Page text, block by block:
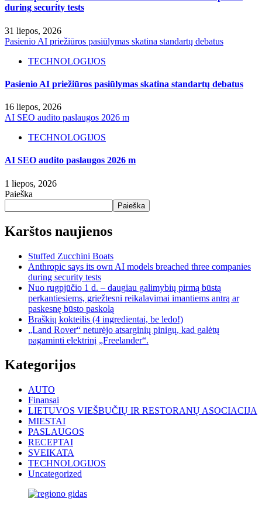
during security tests
31 liepos, 2026
Pasienio AI priežiūros pasiūlymas skatina standartų debatus
TECHNOLOGIJOS
Pasienio AI priežiūros pasiūlymas skatina standartų debatus
16 liepos, 2026
AI SEO audito paslaugos 2026 m
TECHNOLOGIJOS
AI SEO audito paslaugos 2026 m
1 liepos, 2026
Paieška
Paieška
Karštos naujienos
Stuffed Zucchini Boats
Anthropic says its own AI models breached three companies
during security tests
Nuo rugpjūčio 1 d. – daugiau galimybių pirmą būstą
perkantiesiems, griežtesni reikalavimai imantiems antrą ar
paskesnę būsto paskolą
Braškių kokteilis (4 ingredientai, be ledo!)
„Land Rover“ neturėjo atsarginių pinigų, kad galėtų
pagaminti elektrinį „Freelander“.
Kategorijos
AUTO
Finansai
LIETUVOS VIEŠBUČIŲ IR RESTORANŲ ASOCIACIJA
MIESTAI
PASLAUGOS
RECEPTAI
SVEIKATA
TECHNOLOGIJOS
Uncategorized